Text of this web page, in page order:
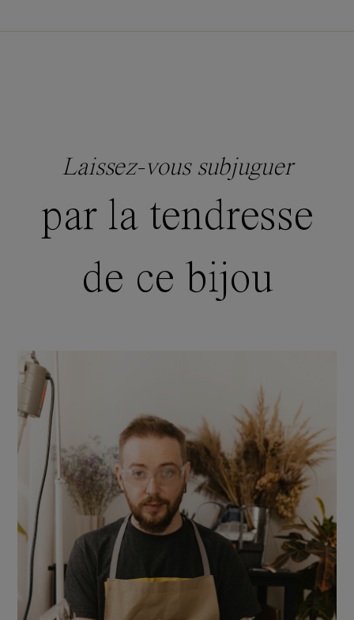
Laissez-vous subjuguer
par la tendresse
de ce bijou